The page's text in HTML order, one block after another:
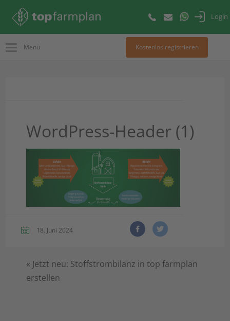
Login
Menü Kostenlos registrieren
WordPress-Header (1)
18. Juni 2024
« Jetzt neu: Stoffstrombilanz in top farmplan
erstellen